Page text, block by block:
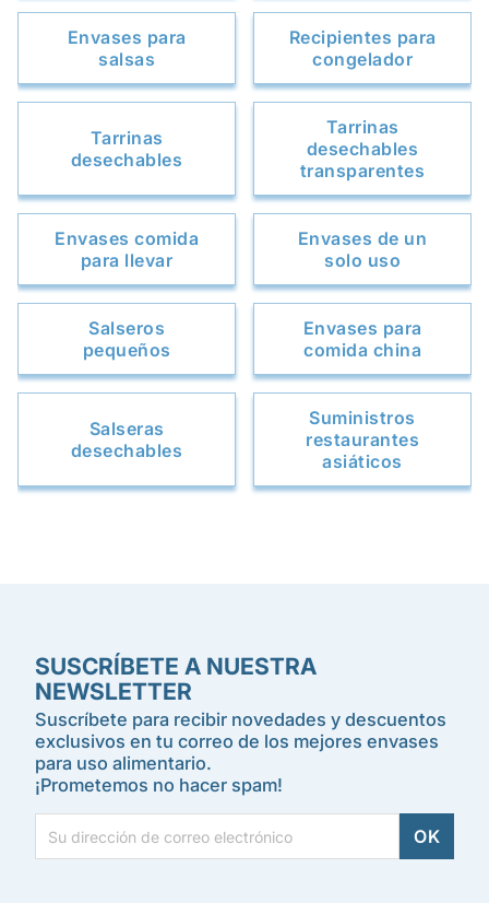
Envases para
salsas
Recipientes para
congelador
Tarrinas
desechables
Tarrinas
desechables
transparentes
Envases comida
para llevar
Envases de un
solo uso
Salseros
pequeños
Envases para
comida china
Salseras
desechables
Suministros
restaurantes
asiáticos
SUSCRÍBETE A NUESTRA
NEWSLETTER
Suscríbete para recibir novedades y descuentos
exclusivos en tu correo de los mejores envases
para uso alimentario.
¡Prometemos no hacer spam!